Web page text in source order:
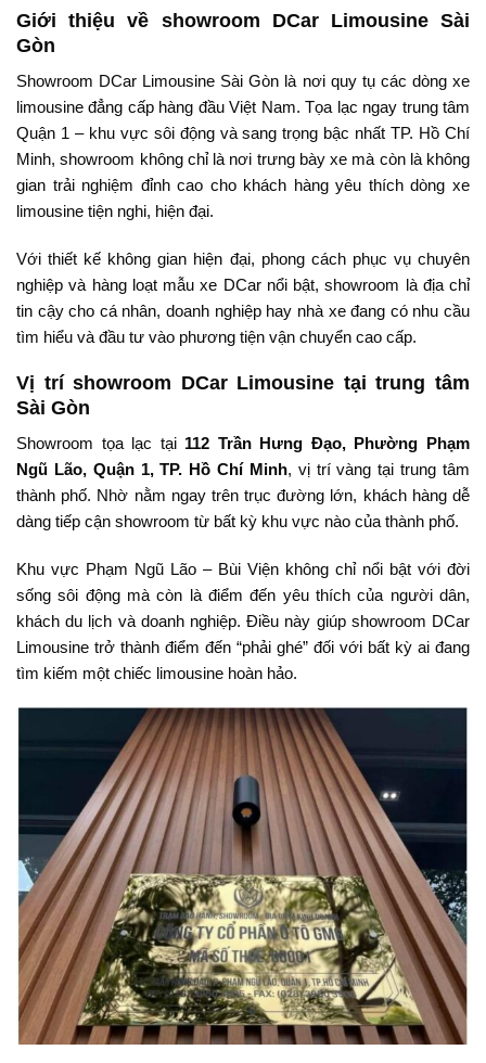
Giới thiệu về showroom DCar Limousine Sài
Gòn
Showroom DCar Limousine Sài Gòn là nơi quy tụ các dòng xe
limousine đẳng cấp hàng đầu Việt Nam. Tọa lạc ngay trung tâm
Quận 1 – khu vực sôi động và sang trọng bậc nhất TP. Hồ Chí
Minh, showroom không chỉ là nơi trưng bày xe mà còn là không
gian trải nghiệm đỉnh cao cho khách hàng yêu thích dòng xe
limousine tiện nghi, hiện đại.
Với thiết kế không gian hiện đại, phong cách phục vụ chuyên
nghiệp và hàng loạt mẫu xe DCar nổi bật, showroom là địa chỉ
tin cậy cho cá nhân, doanh nghiệp hay nhà xe đang có nhu cầu
tìm hiểu và đầu tư vào phương tiện vận chuyển cao cấp.
Vị trí showroom DCar Limousine tại trung tâm
Sài Gòn
Showroom tọa lạc tại 112 Trần Hưng Đạo, Phường Phạm
Ngũ Lão, Quận 1, TP. Hồ Chí Minh, vị trí vàng tại trung tâm
thành phố. Nhờ nằm ngay trên trục đường lớn, khách hàng dễ
dàng tiếp cận showroom từ bất kỳ khu vực nào của thành phố.
Khu vực Phạm Ngũ Lão – Bùi Viện không chỉ nổi bật với đời
sống sôi động mà còn là điểm đến yêu thích của người dân,
khách du lịch và doanh nghiệp. Điều này giúp showroom DCar
Limousine trở thành điểm đến “phải ghé” đối với bất kỳ ai đang
tìm kiếm một chiếc limousine hoàn hảo.